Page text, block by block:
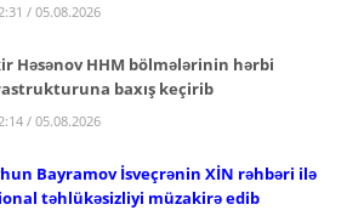
/ 05.08.2026
Həsənov HHM bölmələrinin hərbi
baxış keçirib
/ 05.08.2026
Bayramov İsveçrənin XİN rəhbəri ilə
təhlükəsizliyi müzakirə edib